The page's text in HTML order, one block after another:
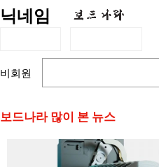
닉네임
비회원
보드나라 많이 본 뉴스